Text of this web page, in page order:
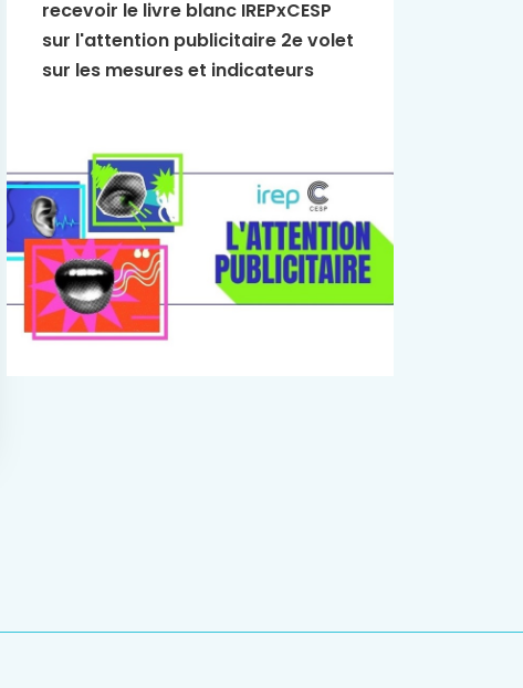
recevoir le livre blanc IREPxCESP
sur l'attention publicitaire 2e volet
sur les mesures et indicateurs